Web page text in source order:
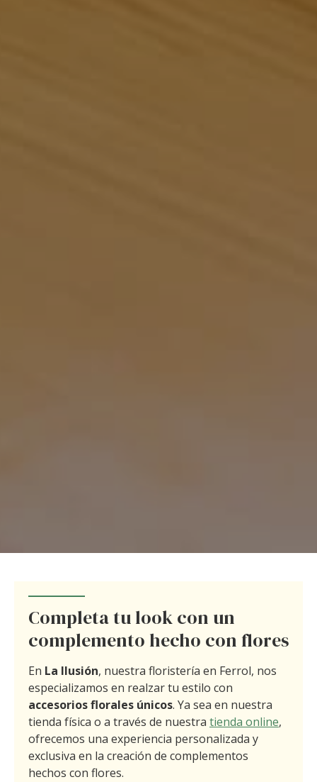
Completa tu look con un
complemento hecho con flores
En La Ilusión, nuestra floristería en Ferrol, nos
especializamos en realzar tu estilo con
accesorios florales únicos. Ya sea en nuestra
tienda física o a través de nuestra tienda online,
ofrecemos una experiencia personalizada y
exclusiva en la creación de complementos
hechos con flores.